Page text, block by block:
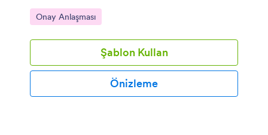
kullanabilirsiniz!
Kategoriye git:
Onay Anlaşması
Şablon Kullan
Önizleme